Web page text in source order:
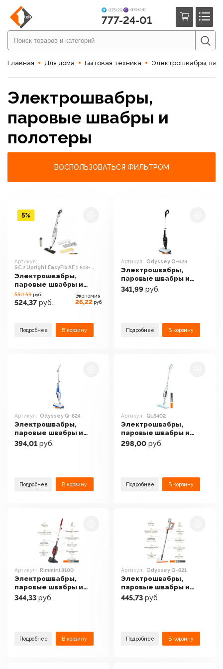
+375 (29) +375 (44)
777-24-01
Главная Для дома Бытовая техника Электрошвабры,
Электрошвабры,
паровые швабры и
полотеры
ВОСПОЛЬЗОВАТЬСЯ ФИЛЬТРОМ
Артикул:
SC 2 Upright EasyFix AE 1.513-
509.0
Электрошвабры,
паровые швабры и
полотеры Karcher SC 2
Upright EasyFix AE 1.513-
550.59 руб.
524,37 руб.
Экономия
26,22 руб.
Подробнее В корзину
5%
Артикул: Odyssey Q-623
Электрошвабры,
паровые швабры и
полотеры Endever
Odyssey Q-623
341,99 руб.
Подробнее В корзину
Артикул: Odyssey Q-624
Электрошвабры,
паровые швабры и
полотеры Endever
Odyssey Q-624
394,01 руб.
Подробнее В корзину
Артикул: GL6402
Электрошвабры,
паровые швабры и
полотеры Galaxy Line
GL6402
298,00 руб.
Подробнее В корзину
Артикул: Rimmini 8100
Электрошвабры,
паровые швабры и
полотеры VLK Rimmini
8100
344,33 руб.
Подробнее В корзину
Артикул: Odyssey Q-621
Электрошвабры,
паровые швабры и
полотеры Endever
Odyssey Q-621
445,73 руб.
Подробнее В корзину